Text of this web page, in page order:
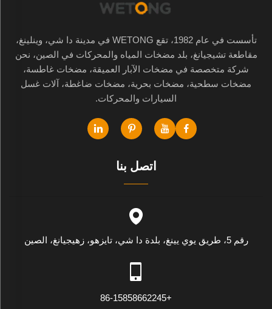
تأسست في عام 1982، تقع WETONG في مدينة دا شي، وينلينغ،
مقاطعة تشيجيانغ، بلد مضخات المياه والمحركات في الصين، نحن
شركة متخصصة في مضخات الآبار العميقة، مضخات غاطسة،
مضخات سطحية، مضخات بحرية، مضخات ضاغطة، آلات غسل
السيارات والمحركات.
اتصل بنا
رقم 5، طريق يوي يينغ، بلدة دا شي، تايزهو، زهيجيانغ، الصين
+86-15858662245